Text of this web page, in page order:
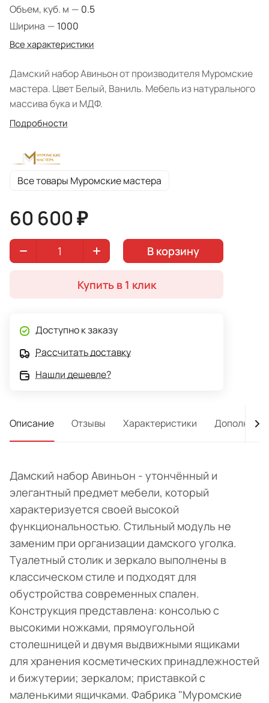
Объем, куб. м — 0.5
Ширина — 1000
Все характеристики
Дамский набор Авиньон от производителя Муромские
мастера. Цвет Белый, Ваниль. Мебель из натурального
массива бука и МДФ.
Подробности
Все товары Муромские мастера
60 600 ₽
В корзину
Купить в 1 клик
Доступно к заказу
Рассчитать доставку
Нашли дешевле?
Описание Отзывы Характеристики
Дамский набор Авиньон - утончённый и
элегантный предмет мебели, который
характеризуется своей высокой
функциональностью. Стильный модуль не
заменим при организации дамского уголка.
Туалетный столик и зеркало выполнены в
классическом стиле и подходят для
обустройства современных спален.
Конструкция представлена: консолью с
высокими ножками, прямоугольной
столешницей и двумя выдвижными ящиками
для хранения косметических принадлежностей
и бижутерии; зеркалом; приставкой с
маленькими ящичками. Фабрика "Муромские